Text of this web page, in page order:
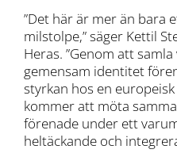
”Det här är mer än bara
milstolpe,” säger Kettil
Heras. ”Genom att
gemensam identitet
styrkan hos en
kommer att möta
förenade under ett
heltäckande och